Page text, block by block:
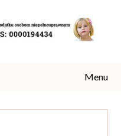
Menu